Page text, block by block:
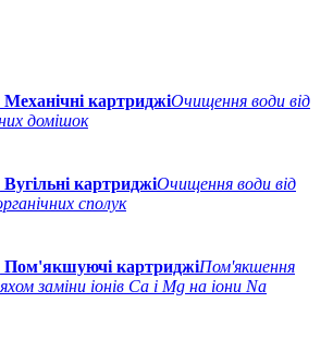
Механічні картриджіОчищення води від
домішок
Вугільні картриджіОчищення води від
сполук
Пом'якшуючі картриджіПом'якшення
заміни іонів Ca і Mg на іони Na